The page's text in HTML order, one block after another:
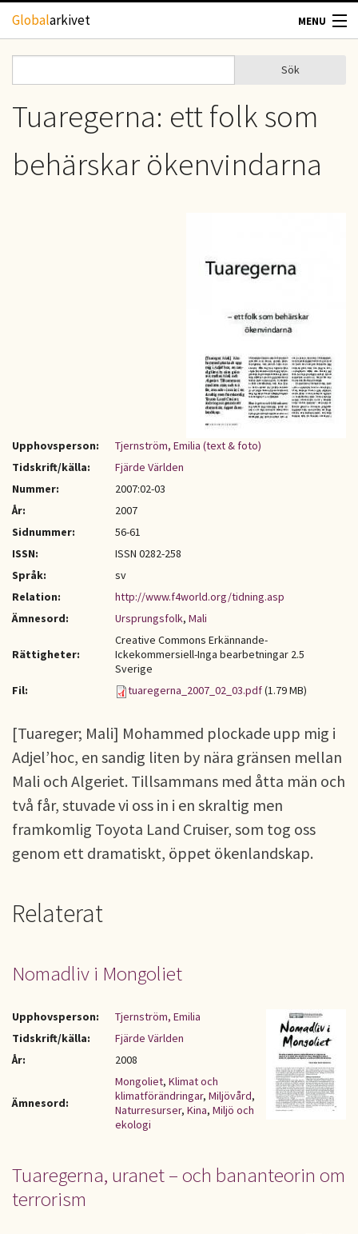
Hoppa till huvudinnehåll
Globalarkivet MENU
TIDSKRIFTER
Sökformulär
Sök
Tuaregerna: ett folk som
behärskar ökenvindarna
Upphovsperson:
Tjernström, Emilia (text & foto)
Tidskrift/källa:
Fjärde Världen
Nummer:
2007:02-03
År:
2007
Sidnummer:
56-61
ISSN:
ISSN 0282-258
Språk:
sv
Relation:
http://www.f4world.org/tidning.asp
Ämnesord:
Ursprungsfolk, Mali
Rättigheter:
Creative Commons Erkännande-
Ickekommersiell-Inga bearbetningar 2.5
Sverige
Fil:
tuaregerna_2007_02_03.pdf(1.79 MB)
[Tuareger; Mali] Mohammed plockade upp mig i
Adjel’hoc, en sandig liten by nära gränsen mellan
Mali och Algeriet. Tillsammans med åtta män och
två får, stuvade vi oss in i en skraltig men
framkomlig Toyota Land Cruiser, som tog oss
genom ett dramatiskt, öppet ökenlandskap.
Relaterat
Nomadliv i Mongoliet
Upphovsperson:
Tjernström, Emilia
Tidskrift/källa:
Fjärde Världen
År:
2008
Ämnesord:
Mongoliet, Klimat och
klimatförändringar, Miljövård,
Naturresurser, Kina, Miljö och
ekologi
Tuaregerna, uranet – och bananteorin om
terrorism